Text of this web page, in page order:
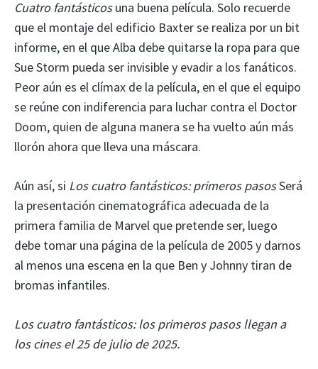
Cuatro fantásticosuna buena película. Solo recuerde
que el montaje del edificio Baxter se realiza por un bit
informe, en el que Alba debe quitarse la ropa para que
Sue Storm pueda ser invisible y evadir a los fanáticos.
Peor aún es el clímax de la película, en el que el equipo
se reúne con indiferencia para luchar contra el Doctor
Doom, quien de alguna manera se ha vuelto aún más
llorón ahora que lleva una máscara.
Aún así, si Los cuatro fantásticos: primeros pasosSerá
la presentación cinematográfica adecuada de la
primera familia de Marvel que pretende ser, luego
debe tomar una página de la película de 2005 y darnos
al menos una escena en la que Ben y Johnny tiran de
bromas infantiles.
Los cuatro fantásticos: los primeros pasos llegan a
los cines el 25 de julio de 2025.